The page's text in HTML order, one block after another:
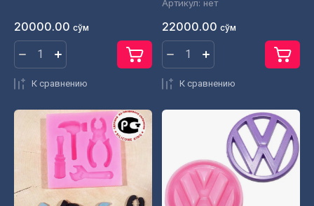
20000.00 сўм
К сравнению
Артикул: нет
22000.00 сўм
К сравнению